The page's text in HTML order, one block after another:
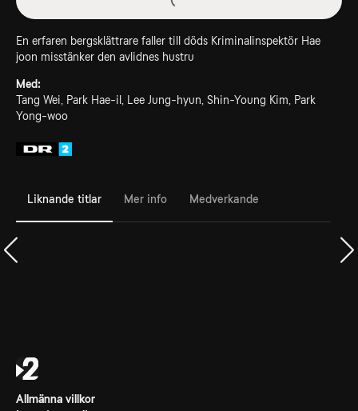
En erfaren bergsklättrare faller till döds Kriminalinspektör Hae
joon misstänker den avlidnes hustru
Med:
Tang Wei, Park Hae-il, Lee Jung-hyun, Shin-Young Kim, Park
Yong-woo
Liknande titlar Mer info Medverkande
Allmänna villkor